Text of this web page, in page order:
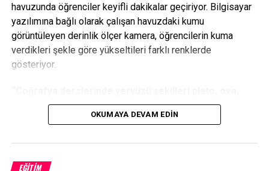
havuzunda öğrenciler keyifli dakikalar geçiriyor. Bilgisayar
yazılımına bağlı olarak çalışan havuzdaki kumu
görüntüleyen derinlik ölçer kamera, öğrencilerin kuma
verdikleri şekle göre yükseltileri farklı renklerde
gösteriyor.
dağdır bunları öğretmek gerçekten çok zor oluyor”
şekiller hakkında daha iyi bilgi vermek amacıyla
tasarladıklarını belirtti. Öğretmen Kamil Özdemir, “Biz bu
OKUMAYA DEVAM EDIN
EĞİTİM